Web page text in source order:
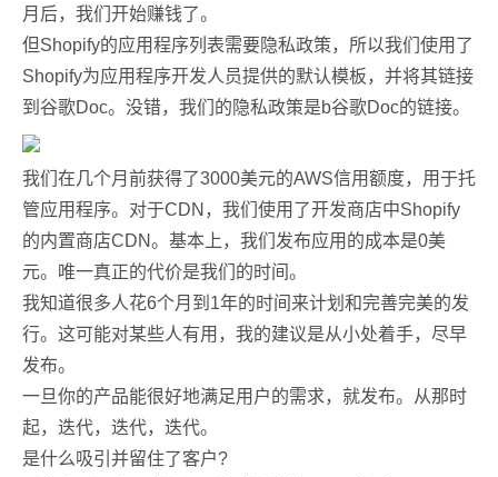
月后，我们开始赚钱了。
但Shopify的应用程序列表需要隐私政策，所以我们使用了
Shopify为应用程序开发人员提供的默认模板，并将其链接
到谷歌Doc。没错，我们的隐私政策是b谷歌Doc的链接。
我们在几个月前获得了3000美元的AWS信用额度，用于托
管应用程序。对于CDN，我们使用了开发商店中Shopify
的内置商店CDN。基本上，我们发布应用的成本是0美
元。唯一真正的代价是我们的时间。
我知道很多人花6个月到1年的时间来计划和完善完美的发
行。这可能对某些人有用，我的建议是从小处着手，尽早
发布。
一旦你的产品能很好地满足用户的需求，就发布。从那时
起，迭代，迭代，迭代。
是什么吸引并留住了客户?